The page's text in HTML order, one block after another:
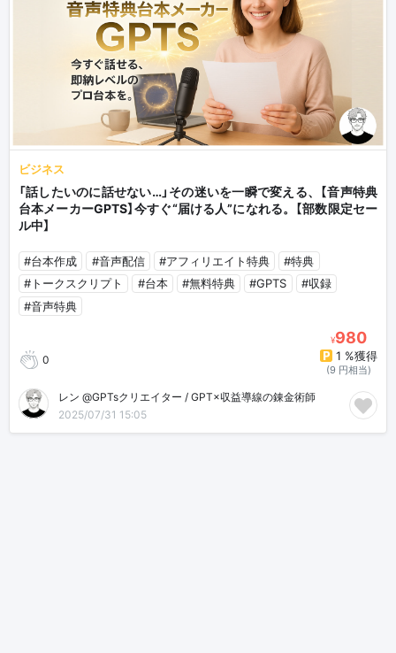
ビジネス
「話したいのに話せない…」その迷いを一瞬で変える、【音声特典
台本メーカーGPTS】今すぐ“届ける人”になれる。【部数限定セー
ル中】
#台本作成 #音声配信 #アフィリエイト特典
#特典
#トークスクリプト
#台本 #無料特典 #GPTS
#収録
#音声特典
0
¥980
1 %獲得
(9 円相当)
レン @GPTsクリエイター / GPT×収益導線の錬金術師
2025/07/31 15:05